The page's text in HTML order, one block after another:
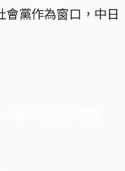
黨作為窗口，中日